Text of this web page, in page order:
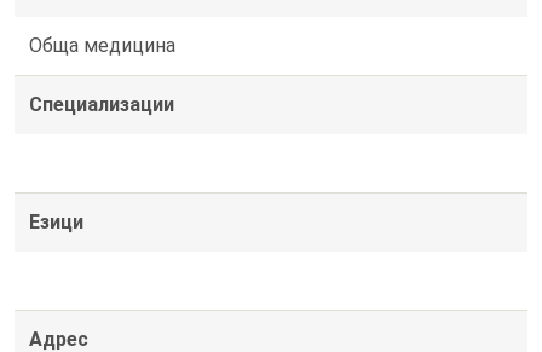
Обща медицина
Специализации
Езици
Адрес